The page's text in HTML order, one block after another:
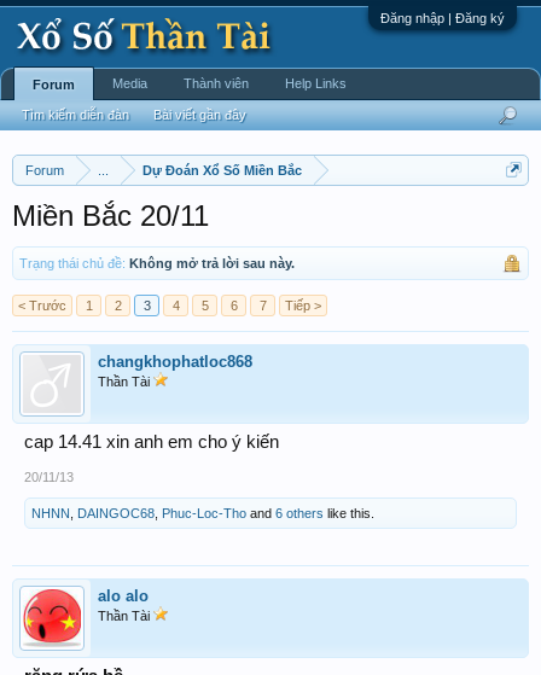
Đăng nhập | Đăng ký
Forum Dự Đoán Xổ Số Miền Bắc
Miền Bắc 20/11
Trạng thái chủ đề: Không mở trả lời sau này.
< Trước 1 2 3 4 5 6 7 Tiếp >
changkhophatloc868
Thần Tài
cap 14.41 xin anh em cho ý kiến
20/11/13
NHNN DAINGOC68 Phuc-Loc-Tho and 6 others like this.
alo alo
Thần Tài
Forum
Tìm kiếm diễn đàn Bài viết gần đây
Media Thành viên Help Links